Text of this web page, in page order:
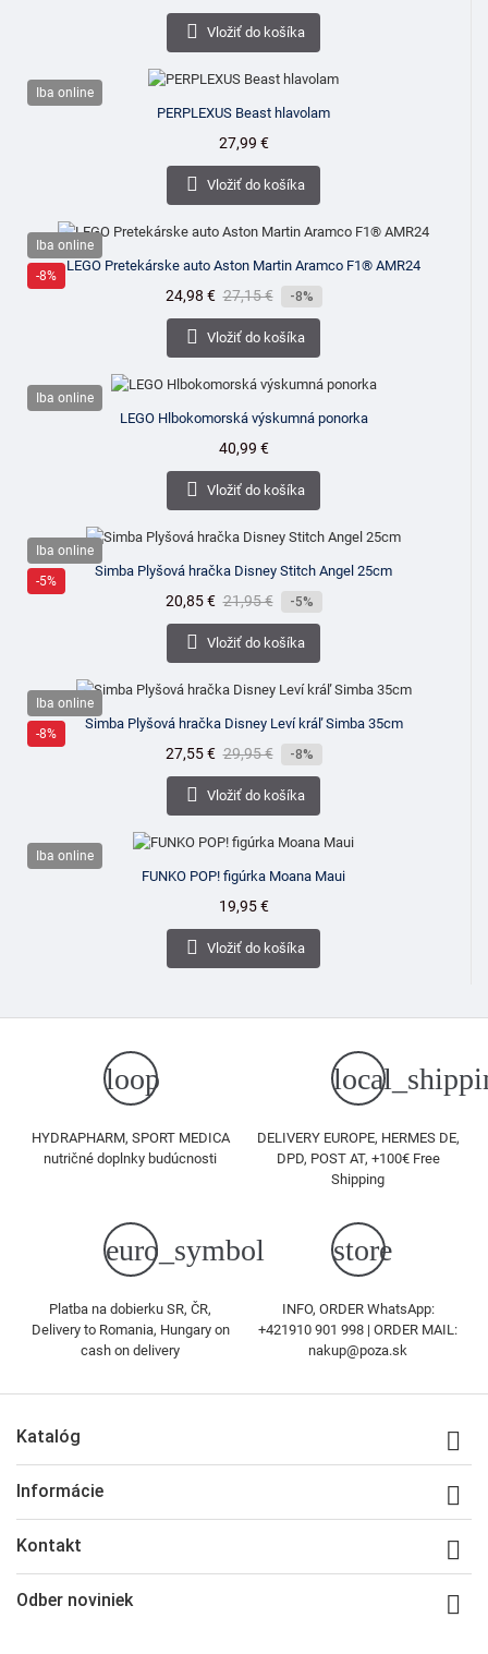
 Vložiť do košíka
Iba online
PERPLEXUS Beast hlavolam
Cena
27,99 €
 Vložiť do košíka
Iba online
-8%
LEGO Pretekárske auto Aston Martin Aramco F1® AMR24
Cena
24,98 € Bežná
cena
27,15 € -8%
 Vložiť do košíka
Iba online
LEGO Hlbokomorská výskumná ponorka
Cena
40,99 €
 Vložiť do košíka
Iba online
-5%
Simba Plyšová hračka Disney Stitch Angel 25cm
Cena
20,85 € Bežná
cena
21,95 € -5%
 Vložiť do košíka
Iba online
-8%
Simba Plyšová hračka Disney Leví kráľ Simba 35cm
Cena
27,55 € Bežná
cena
29,95 € -8%
 Vložiť do košíka
Iba online
FUNKO POP! figúrka Moana Maui
Cena
19,95 €
 Vložiť do košíka
loop
HYDRAPHARM, SPORT MEDICA
nutričné doplnky budúcnosti
DELIVERY EUROPE, HERMES DE,
DPD, POST AT, +100€ Free
Shipping
euro_symbol
Platba na dobierku SR, ČR,
Delivery to Romania, Hungary on
cash on delivery
store
INFO, ORDER WhatsApp:
+421910 901 998 | ORDER MAIL:
nakup@poza.sk
Katalóg 
Informácie 
Kontakt 
Odber noviniek 